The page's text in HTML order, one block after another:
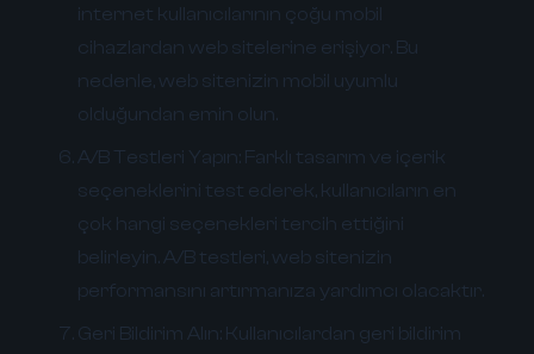
internet kullanıcılarının çoğu mobil
cihazlardan web sitelerine erişiyor. Bu
nedenle, web sitenizin mobil uyumlu
olduğundan emin olun.
A/B Testleri Yapın: Farklı tasarım ve içerik
seçeneklerini test ederek, kullanıcıların en
çok hangi seçenekleri tercih ettiğini
belirleyin. A/B testleri, web sitenizin
performansını artırmanıza yardımcı olacaktır.
Geri Bildirim Alın: Kullanıcılardan geri bildirim